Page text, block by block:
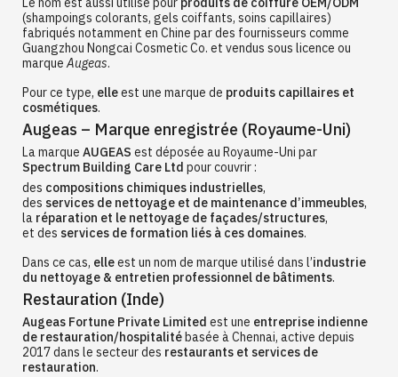
(shampoings colorants, gels coiffants, soins capillaires)
fabriqués notamment en Chine par des fournisseurs comme
Guangzhou Nongcai Cosmetic Co. et vendus sous licence ou
marque Augeas.
Pour ce type, elleest une marque de produits capillaires et
cosmétiques.
Augeas – Marque enregistrée (Royaume-Uni)
La marque AUGEAS est déposée au Royaume-Uni par
Spectrum Building Care Ltd pour couvrir :
des compositions chimiques industrielles,
des services de nettoyage et de maintenance d’immeubles,
la réparation et le nettoyage de façades/structures,
et des services de formation liés à ces domaines.
Dans ce cas, elleest un nom de marque utilisé dans l’industrie
du nettoyage & entretien professionnel de bâtiments.
Restauration (Inde)
Augeas Fortune Private Limited est une entreprise indienne
de restauration/hospitalitébasée à Chennai, active depuis
2017 dans le secteur des restaurants et services de
restauration.